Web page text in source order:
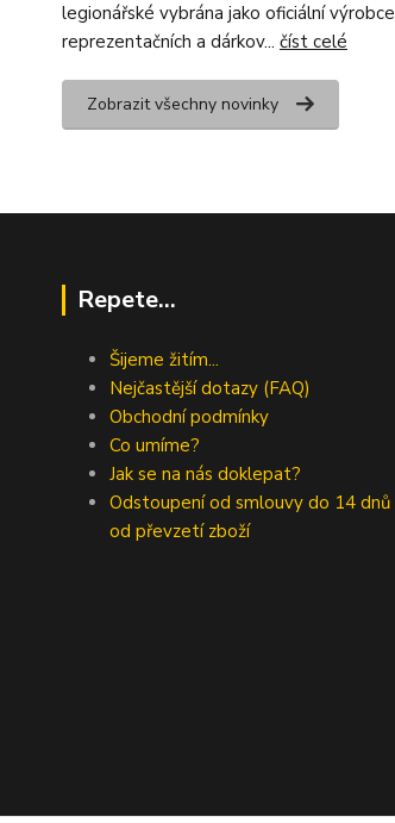
legionářské vybrána jako oficiální výrobce
reprezentačních a dárkov... číst celé
Zobrazit všechny novinky
Repete...
Šijeme žitím...
Nejčastější dotazy (FAQ)
Obchodní podmínky
Co umíme?
Jak se na nás doklepat?
Odstoupení od smlouvy do 14 dnů
od převzetí zboží